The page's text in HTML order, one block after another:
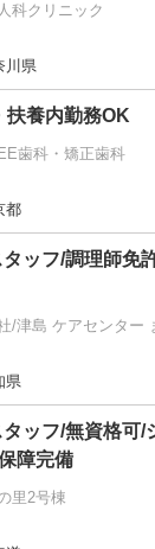
科クリニック
川県
扶養内勤務OK
歯科・矯正歯科
都
タッフ/調理師免
/津島 ケアセンター
県
タッフ/無資格可
障完備
里2号棟